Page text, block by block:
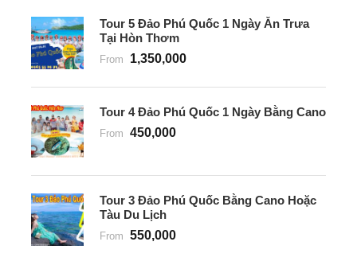
Tour 5 Đảo Phú Quốc 1 Ngày Ăn Trưa
Tại Hòn Thơm
From 1,350,000
Tour 4 Đảo Phú Quốc 1 Ngày Bằng Cano
From 450,000
Tour 3 Đảo Phú Quốc Bằng Cano Hoặc
Tàu Du Lịch
From 550,000